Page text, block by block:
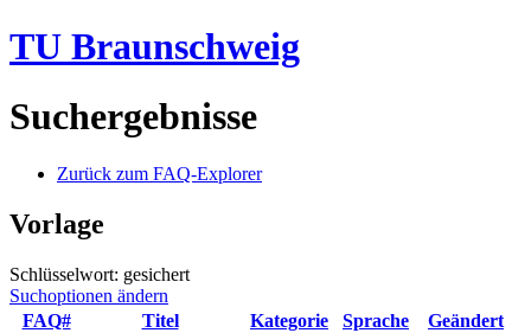
TU Braunschweig
Suchergebnisse
Zurück zum FAQ-Explorer
Vorlage
Schlüsselwort: gesichert
Suchoptionen ändern
FAQ#
Titel Kategorie Sprache
Geändert